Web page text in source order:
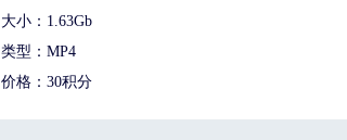
大小：1.63Gb
类型：MP4
价格：30积分